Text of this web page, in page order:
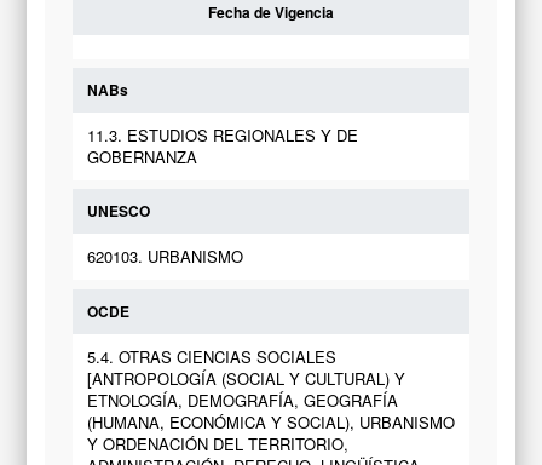
Fecha de Vigencia
NABs
11.3. ESTUDIOS REGIONALES Y DE
GOBERNANZA
UNESCO
620103. URBANISMO
OCDE
5.4. OTRAS CIENCIAS SOCIALES
[ANTROPOLOGÍA (SOCIAL Y CULTURAL) Y
ETNOLOGÍA, DEMOGRAFÍA, GEOGRAFÍA
(HUMANA, ECONÓMICA Y SOCIAL), URBANISMO
Y ORDENACIÓN DEL TERRITORIO,